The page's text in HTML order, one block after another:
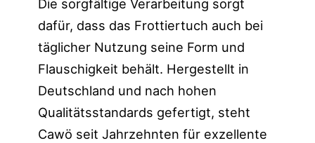
Die sorgfältige Verarbeitung sorgt
dafür, dass das Frottiertuch auch bei
täglicher Nutzung seine Form und
Flauschigkeit behält. Hergestellt in
Deutschland und nach hohen
Qualitätsstandards gefertigt, steht
Cawö seit Jahrzehnten für exzellente